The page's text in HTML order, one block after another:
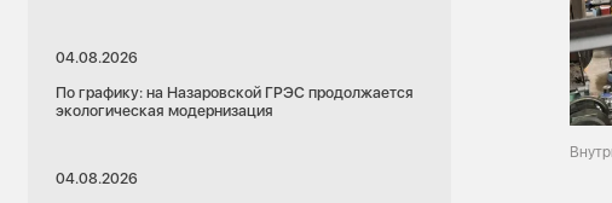
04.08.2026
По графику: на Назаровской ГРЭС продолжается
экологическая модернизация
04.08.2026